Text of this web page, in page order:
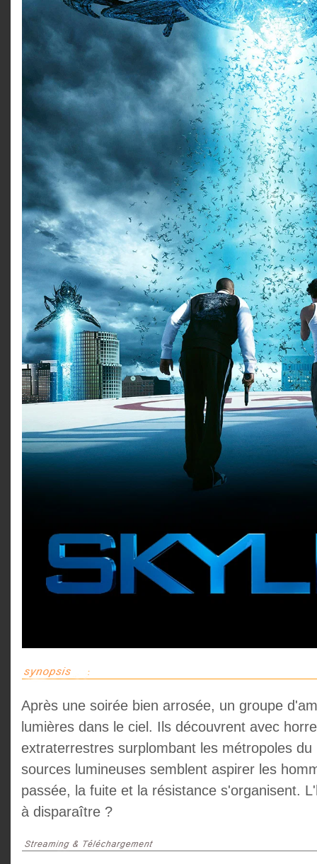
Après une soirée bien arrosée, un groupe
lumières dans le ciel. Ils découvrent avec
extraterrestres surplombant les métropoles
sources lumineuses semblent aspirer les
passée, la fuite et la résistance s'organisent.
à disparaître ?